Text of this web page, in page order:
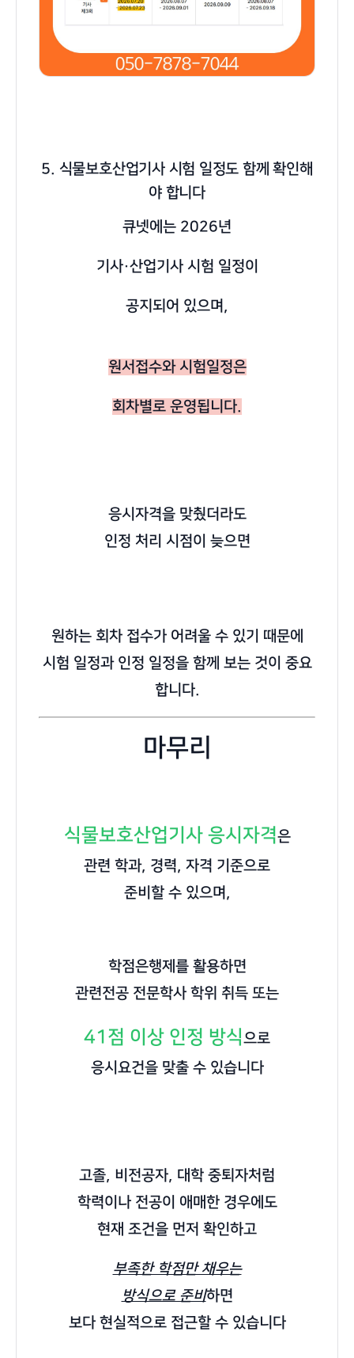
5. 식물보호산업기사 시험 일정도 함께 확인해
야 합니다
큐넷에는 2026년
기사·산업기사 시험 일정이
공지되어 있으며,
원서접수와 시험일정은
회차별로 운영됩니다.
응시자격을 맞췄더라도
인정 처리 시점이 늦으면
원하는 회차 접수가 어려울 수 있기 때문에
시험 일정과 인정 일정을 함께 보는 것이 중요
합니다.
마무리
식물보호산업기사 응시자격은
관련 학과, 경력, 자격 기준으로
준비할 수 있으며,
학점은행제를 활용하면
관련전공 전문학사 학위 취득 또는
41점 이상 인정 방식으로
응시요건을 맞출 수 있습니다
고졸, 비전공자, 대학 중퇴자처럼
학력이나 전공이 애매한 경우에도
현재 조건을 먼저 확인하고
부족한 학점만 채우는
방식으로 준비하면
보다 현실적으로 접근할 수 있습니다